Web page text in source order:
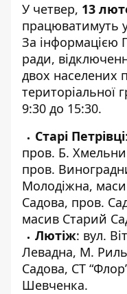
У четвер, 13
працюватимуть
За інформацією
ради,
двох населених
територіальної
9:30 до 15:30.
Старі Петрівці
пров. Б.
пров.
Молодіжна,
Садова, пров.
масив Старий
Лютіж: вул.
Левадна, М.
Садова, СТ
Шевченка.